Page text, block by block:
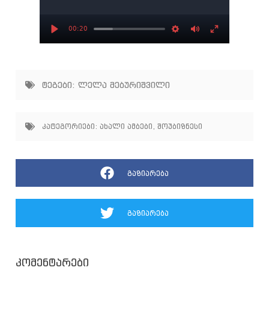
Play
00:20
Settings
MuteEnter
ტეგები: ლელა მებურიშვილი
კატეგორიები: ახალი ამბები , შოუბიზნესი
გაზიარება
გაზიარება
კომენტარები